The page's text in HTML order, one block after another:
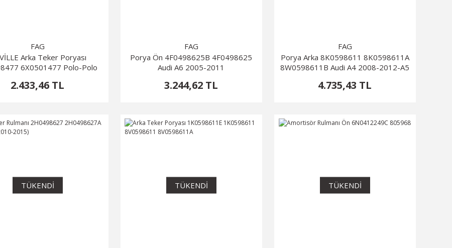
FAG
Arka Teker Poryası
6X0501477 Polo-Polo
2.433,46 TL
FAG
Porya Ön 4F0498625B 4F0498625
Audi A6 2005-2011
3.244,62 TL
FAG
Porya Arka 8K0598611 8K0598611A
8W0598611B Audi A4 2008-2012-A5
4.735,43 TL
TÜKENDİ TÜKENDİ TÜKENDİ